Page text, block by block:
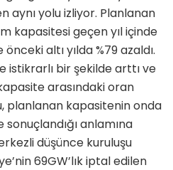
aynı yolu izliyor. Planlanan
kapasitesi geçen yıl içinde
altı yılda %79 azaldı.
istikrarlı bir şekilde arttı ve
arasındaki oran
planlanan kapasitenin onda
anlamına
düşünce kuruluşu
69GW’lık iptal edilen